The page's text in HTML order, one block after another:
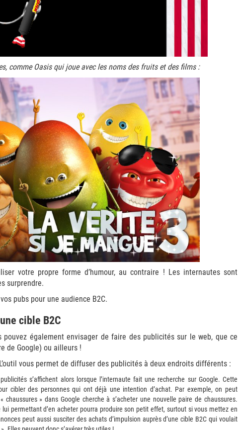
comme Oasis qui joue avec les noms des fruits et des films :
votre propre forme d’humour, au contraire ! Les internautes sont
surprendre.
pubs pour une audience B2C.
cible B2C
pouvez également envisager de faire des publicités sur le web, que ce
de Google) ou ailleurs !
vous permet de diffuser des publicités à deux endroits différents :
s’affichent alors lorsque l’internaute fait une recherche sur Google. Cette
cibler des personnes qui ont déjà une intention d’achat. Par exemple, on peut
chaussures » dans Google cherche à s’acheter une nouvelle paire de chaussures.
permettant d’en acheter pourra produire son petit effet, surtout si vous mettez en
peut aussi susciter des achats d’impulsion auprès d’une cible B2C qui voulait